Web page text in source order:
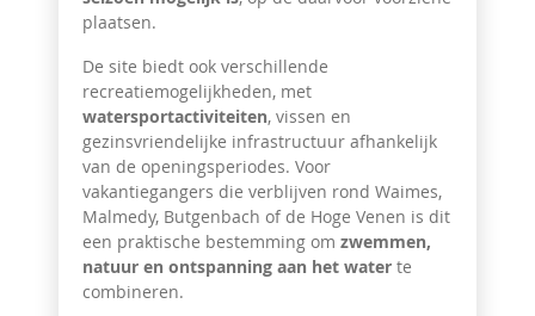
plaatsen.
De site biedt ook verschillende
recreatiemogelijkheden, met
watersportactiviteiten, vissen en
gezinsvriendelijke infrastructuur afhankelijk
van de openingsperiodes. Voor
vakantiegangers die verblijven rond Waimes,
Malmedy, Butgenbach of de Hoge Venen is dit
een praktische bestemming om zwemmen,
natuur en ontspanning aan het water te
combineren.